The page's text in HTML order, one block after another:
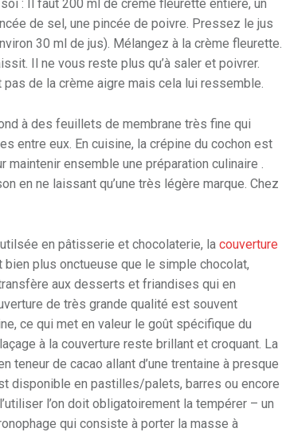
: Il faut 200 ml de crème fleurette entière, un
de sel, une pincée de poivre. Pressez le jus
30 ml de jus). Mélangez à la crème fleurette.
Il ne vous reste plus qu’à saler et poivrer.
pas de la crème aigre mais cela lui ressemble.
à des feuillets de membrane très fine qui
entre eux. En cuisine, la crépine du cochon est
maintenir ensemble une préparation culinaire .
en ne laissant qu’une très légère marque. Chez
en pâtisserie et chocolaterie, lacouverture
plus onctueuse que le simple chocolat,
aux desserts et friandises qui en
de très grande qualité est souvent
ce qui met en valeur le goût spécifique du
à la couverture reste brillant et croquant. La
teneur de cacao allant d’une trentaine à presque
disponible en pastilles/palets, barres ou encore
l’on doit obligatoirement la tempérer – un
qui consiste à porter la masse à